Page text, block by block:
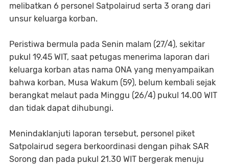
melibatkan 6 personel Satpolairud serta 3 orang dari
unsur keluarga korban.
Peristiwa bermula pada Senin malam (27/4), sekitar
pukul 19.45 WIT, saat petugas menerima laporan dari
keluarga korban atas nama ONA yang menyampaikan
bahwa korban, Musa Wakum (59), belum kembali sejak
berangkat melaut pada Minggu (26/4) pukul 14.00 WIT
dan tidak dapat dihubungi.
Menindaklanjuti laporan tersebut, personel piket
Satpolairud segera berkoordinasi dengan pihak SAR
Sorong dan pada pukul 21.30 WIT bergerak menuju